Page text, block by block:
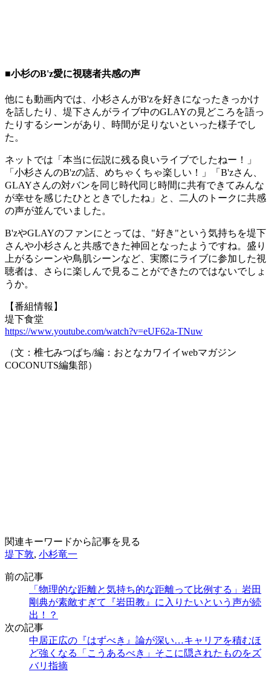
■小杉のB'z愛に視聴者共感の声
他にも動画内では、小杉さんがB'zを好きになったきっかけ
を話したり、堤下さんがライブ中のGLAYの見どころを語っ
たりするシーンがあり、時間が足りないといった様子でし
た。
ネットでは「本当に伝説に残る良いライブでしたねー！」
「小杉さんのB'zの話、めちゃくちゃ楽しい！」「B'zさん、
GLAYさんの対バンを同じ時代同じ時間に共有できてみんな
が幸せを感じたひとときでしたね」と、二人のトークに共感
の声が並んでいました。
B'zやGLAYのファンにとっては、"好き"という気持ちを堤下
さんや小杉さんと共感できた神回となったようですね。盛り
上がるシーンや鳥肌シーンなど、実際にライブに参加した視
聴者は、さらに楽しんで見ることができたのではないでしょ
うか。
【番組情報】
堤下食堂
https://www.youtube.com/watch?v=eUF62a-TNuw
（文：椎七みつばち/編：おとなカワイイwebマガジン
COCONUTS編集部）
関連キーワードから記事を見る
堤下敦, 小杉竜一
前の記事
「物理的な距離と気持ち的な距離って比例する」岩田
剛典が素敵すぎて『岩田教』に入りたいという声が続
出！？
次の記事
中居正広の『はずべき』論が深い…キャリアを積むほ
ど強くなる「こうあるべき」そこに隠されたものをズ
バリ指摘